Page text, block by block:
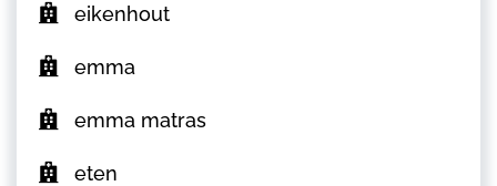
eikenhout
emma
emma matras
eten